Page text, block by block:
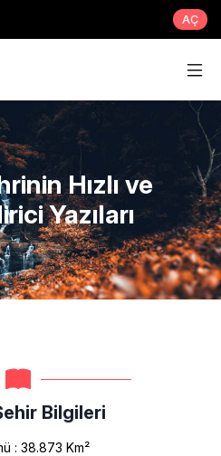
AÇ
Hızlı ve
Yazıları
Bilgileri
: 38.873 Km²